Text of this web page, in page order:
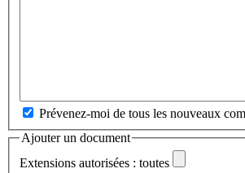
Prévenez-moi de tous les nouveaux
Ajouter un document
Extensions autorisées : toutes